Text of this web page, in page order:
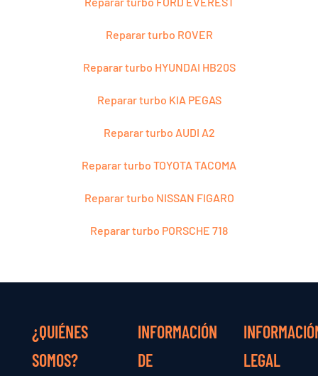
Reparar turbo ROVER
Reparar turbo HYUNDAI HB20S
Reparar turbo KIA PEGAS
Reparar turbo AUDI A2
Reparar turbo TOYOTA TACOMA
Reparar turbo NISSAN FIGARO
Reparar turbo PORSCHE 718
¿QUIÉNES
SOMOS?
INFORMACIÓN
DE
LEGAL